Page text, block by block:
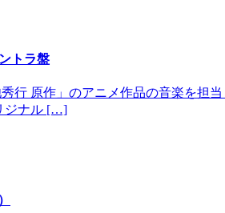
トラ盤
行 原作」のアニメ作品の音楽を担
ジナル […]